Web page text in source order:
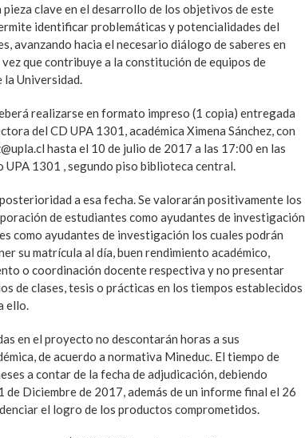
clave en el desarrollo de los objetivos de este
identificar problemáticas y potencialidades del
avanzando hacia el necesario diálogo de saberes en
que contribuye a la constitución de equipos de
Universidad.
realizarse en formato impreso (1 copia) entregada
del CD UPA 1301, académica Ximena Sánchez, con
hasta el 10 de julio de 2017 a las 17:00 en las
1301 , segundo piso biblioteca central.
a esa fecha. Se valorarán positivamente los
de estudiantes como ayudantes de investigación
como ayudantes de investigación los cuales podrán
su matrícula al día, buen rendimiento académico,
o coordinación docente respectiva y no presentar
de clases, tesis o prácticas en los tiempos establecidos
ello.
en el proyecto no descontarán horas a sus
de acuerdo a normativa Mineduc. El tiempo de
a contar de la fecha de adjudicación, debiendo
Diciembre de 2017, además de un informe final el 26
el logro de los productos comprometidos.